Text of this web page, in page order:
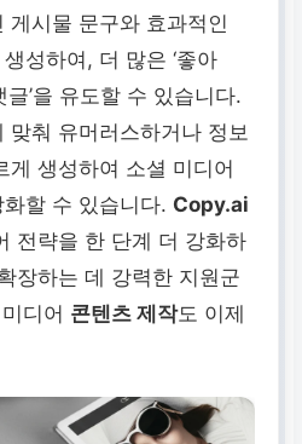
게시물 문구와 효과적인
성하여, 더 많은 ‘좋아
글’을 유도할 수 있습니다.
맞춰 유머러스하거나 정보
게 생성하여 소셜 미디어
할 수 있습니다. Copy.ai
전략을 한 단계 더 강화하
장하는 데 강력한 지원군
디어 콘텐츠 제작도 이제